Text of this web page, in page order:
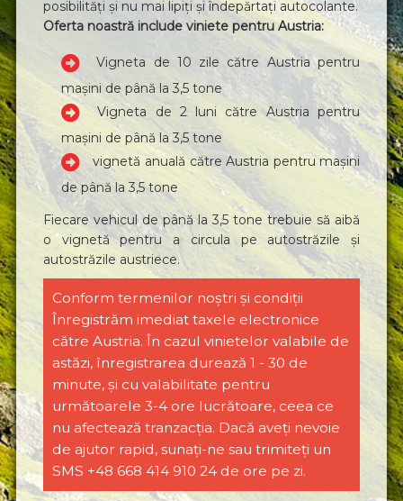
posibilități și nu mai lipiți și îndepărtați autocolante.
Oferta noastră include viniete pentru Austria:
Vigneta de 10 zile către Austria pentru
mașini de până la 3,5 tone
Vigneta de 2 luni către Austria pentru
mașini de până la 3,5 tone
vignetă anuală către Austria pentru mașini
de până la 3,5 tone
Fiecare vehicul de până la 3,5 tone trebuie să aibă
o vignetă pentru a circula pe autostrăzile și
autostrăzile austriece.
Conform termenilor noștri și condiții
Înregistrăm imediat taxele electronice
către Austria. În cazul vinietelor valabile de
astăzi, înregistrarea durează 1 - 30 de
minute, și cu valabilitate pentru
următoarele 3-4 ore lucrătoare, ceea ce
nu afectează tranzacția. Dacă aveți nevoie
de ajutor rapid, sunați-ne sau trimiteți un
SMS +48 668 414 910 24 de ore pe zi.